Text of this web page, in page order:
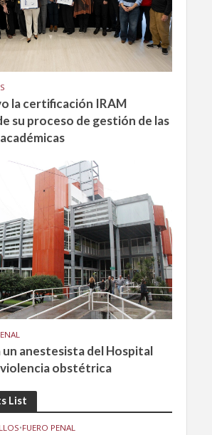
la certificación IRAM
su proceso de gestión de las
un anestesista del Hospital
obstétrica
List
•FUERO PENAL